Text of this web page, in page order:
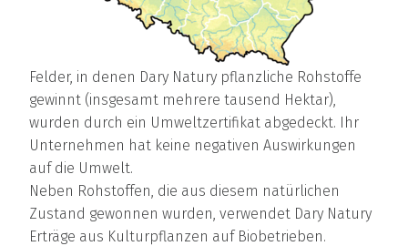
Felder, in denen Dary Natury pflanzliche Rohstoffe
gewinnt (insgesamt mehrere tausend Hektar),
wurden durch ein Umweltzertifikat abgedeckt. Ihr
Unternehmen hat keine negativen Auswirkungen
auf die Umwelt.
Neben Rohstoffen, die aus diesem natürlichen
Zustand gewonnen wurden, verwendet Dary Natury
Erträge aus Kulturpflanzen auf Biobetrieben.